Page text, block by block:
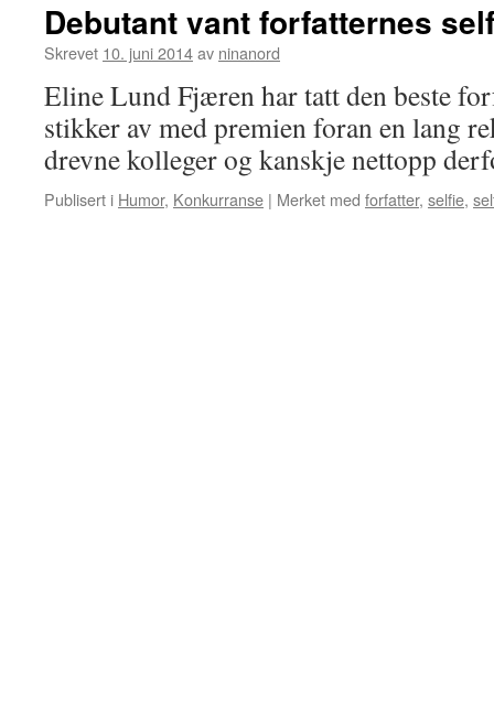
Debutant vant forfatternes
Skrevet 10. juni 2014av ninanord
Eline Lund Fjæren har tatt den beste
stikker av med premien foran en lang
drevne kolleger og kanskje nettopp
Publisert i Humor, Konkurranse | Merket med forfatter, selfie,